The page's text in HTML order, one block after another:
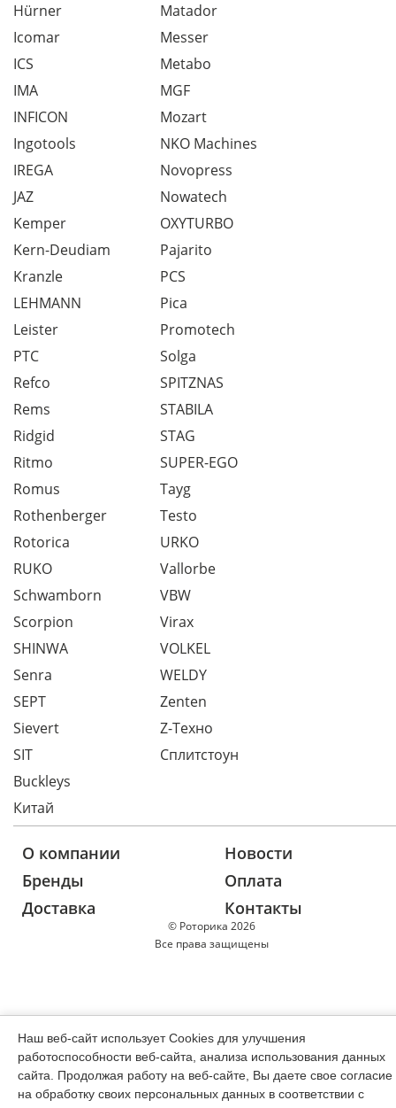
Hürner
Icomar
ICS
IMA
INFICON
Ingotools
IREGA
JAZ
Kemper
Kern-Deudiam
Kranzle
LEHMANN
Leister
Matador
Messer
Metabo
MGF
Mozart
NKO Machines
Novopress
Nowatech
OXYTURBO
Pajarito
PCS
Pica
Promotech
PTC
Refco
Rems
Ridgid
Ritmo
Romus
Rothenberger
Rotorica
RUKO
Schwamborn
Scorpion
SHINWA
Senra
SEPT
Sievert
SIT
Solga
SPITZNAS
STABILA
STAG
SUPER-EGO
Tayg
Testo
URKO
Vallorbe
VBW
Virax
VOLKEL
WELDY
Zenten
Z-Техно
Сплитстоун
Buckleys
Китай
© Роторика 2026
Все права защищены
О компании
Новости
Бренды
Оплата
Доставка
Контакты
Наш веб-сайт использует Cookies для улучшения
работоспособности веб-сайта, анализа использования данных
сайта. Продолжая работу на веб-сайте, Вы даете свое согласие
на обработку своих персональных данных в соответствии с